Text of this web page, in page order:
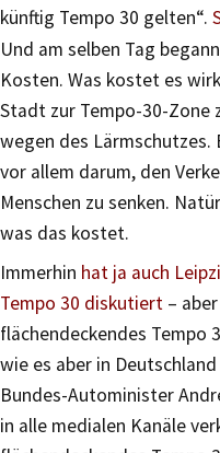
künftig Tempo 30 gelten“.
Und am selben Tag
Kosten. Was kostet es
Stadt zur Tempo-30-Zone
wegen des
vor allem darum, den
Menschen zu senken.
was das kostet.
Immerhin hat ja auch
Tempo 30 diskutiert –
flächendeckendes Tempo
wie es aber in
Bundes-Autominister
in alle medialen Kanäle